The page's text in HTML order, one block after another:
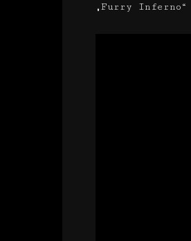
„Furry Inferno“